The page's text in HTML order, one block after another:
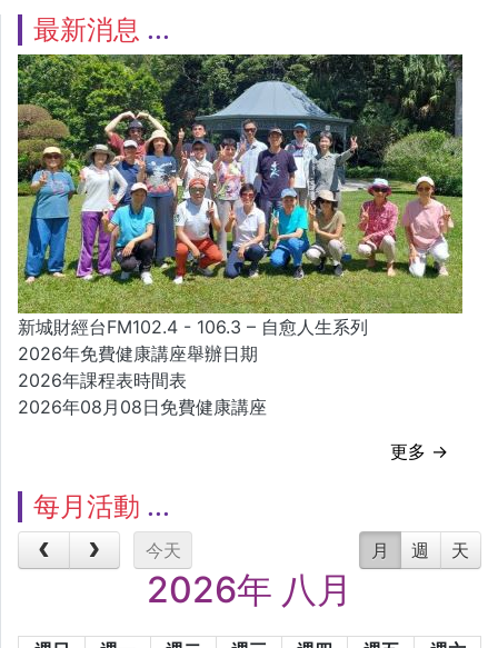
最新消息
新城財經台FM102.4 - 106.3 – 自愈人生系列
2026年免費健康講座舉辦日期
2026年課程表時間表
2026年08月08日免費健康講座
更多 →
每月活動
今天 月 週 天
2026年 八月